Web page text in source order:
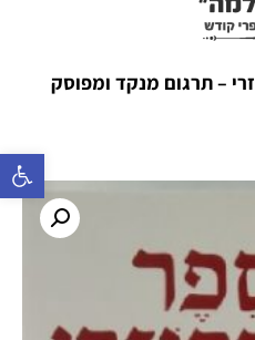
פתח סרגל
– תרגום מנקד ומפוסק